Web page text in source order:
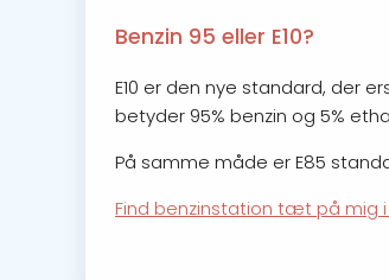
Benzin 95 eller E10?
E10 er den nye standard, der
betyder 95% benzin og 5%
På samme måde er E85
Find benzinstation tæt på mig i